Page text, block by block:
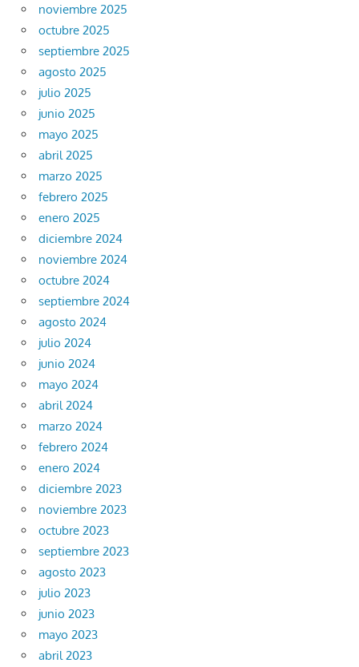
noviembre 2025
octubre 2025
septiembre 2025
agosto 2025
julio 2025
junio 2025
mayo 2025
abril 2025
marzo 2025
febrero 2025
enero 2025
diciembre 2024
noviembre 2024
octubre 2024
septiembre 2024
agosto 2024
julio 2024
junio 2024
mayo 2024
abril 2024
marzo 2024
febrero 2024
enero 2024
diciembre 2023
noviembre 2023
octubre 2023
septiembre 2023
agosto 2023
julio 2023
junio 2023
mayo 2023
abril 2023